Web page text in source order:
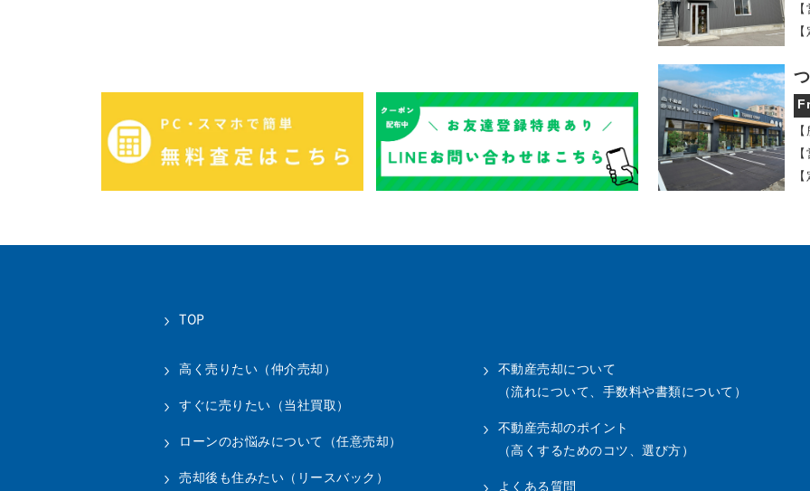
TOP
高く売りたい（仲介売却）
すぐに売りたい（当社買取）
ローンのお悩みについて（任意売却）
売却後も住みたい（リースバック）
不動産売却について
（流れについて、手数料や書類について）
不動産売却のポイント
（高くするためのコツ、選び方）
よくある質問